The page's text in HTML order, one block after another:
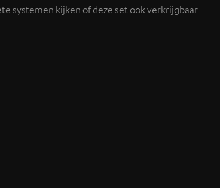
systemen kijken of deze set ook verkrijgbaar